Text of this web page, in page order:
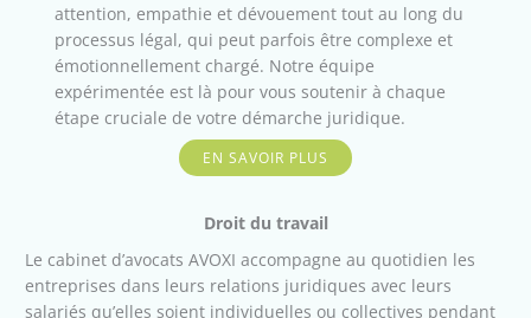
attention, empathie et dévouement tout au long du
processus légal, qui peut parfois être complexe et
émotionnellement chargé. Notre équipe
expérimentée est là pour vous soutenir à chaque
étape cruciale de votre démarche juridique.
EN SAVOIR PLUS
Droit du travail
Le cabinet d’avocats AVOXI accompagne au quotidien les
entreprises dans leurs relations juridiques avec leurs
salariés qu’elles soient individuelles ou collectives pendant